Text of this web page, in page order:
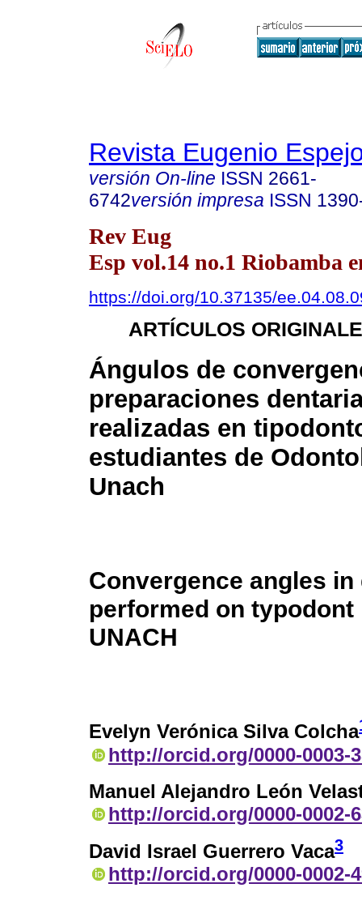
Revista Eugenio
versión On-line ISSN 2661-
6742versión impresa ISSN
Rev Eug
Esp vol.14 no.1 Riobamba
https://doi.org/10.37135/
ARTÍCULOS
Ángulos de
preparaciones
realizadas en
estudiantes de
Unach
Convergence angles
performed on
UNACH
Evelyn Verónica Silva Colcha
http://orcid.org/0000-0003-
Manuel Alejandro León
http://orcid.org/0000-0002-
David Israel Guerrero Vaca3
http://orcid.org/0000-0002-